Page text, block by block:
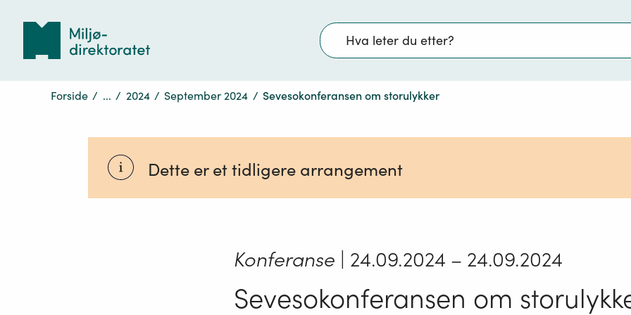
Søk
Forside / ... / 2024 / September 2024 / Sevesokonferansen om storulykker
Dette er et tidligere arrangement
Konferanse | 24.09.2024 – 24.09.2024
Sevesokonferansen om